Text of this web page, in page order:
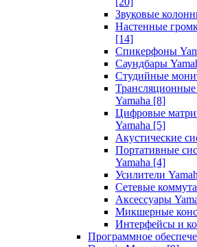
Звуковые
Настенные
[14]
Спикерфоны
Саундбары
Студийные
Yamaha [8]
Цифровые
Yamaha [5]
Акустические
Портативные
Yamaha [4]
Усилители
Сетевые
Аксессуары
Микшерные
Интерфейсы и
Программное